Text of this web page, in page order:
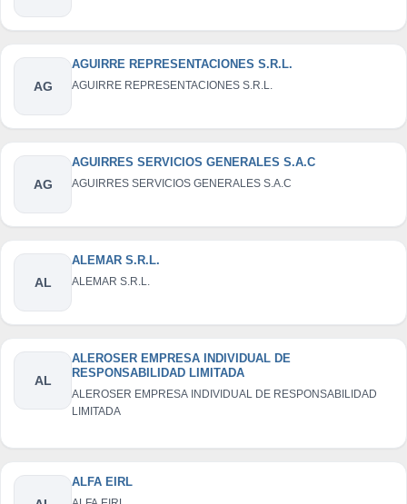
AG
AGUIRRE REPRESENTACIONES S.R.L.
AGUIRRE REPRESENTACIONES S.R.L.
AG
AGUIRRES SERVICIOS GENERALES S.A.C
AGUIRRES SERVICIOS GENERALES S.A.C
AL
ALEMAR S.R.L.
ALEMAR S.R.L.
AL
ALEROSER EMPRESA INDIVIDUAL DE
RESPONSABILIDAD LIMITADA
ALEROSER EMPRESA INDIVIDUAL DE RESPONSABILIDAD
LIMITADA
ALFA EIRL